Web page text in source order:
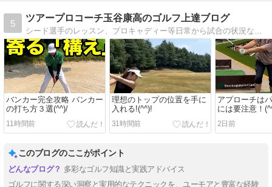
5
ツアープロコーチ玉谷康高のゴルフ上達ブログ
バンカー完全攻略 バンカー
の打ち方３選(^^)/
11時間前
理想のトップの位置を手に
入れる!(^^)!
31時間前
アプローチは
には要注意！
2日前
このブログのここがポイント
多彩なゴルフ知識と実践アドバイス
ゴルフに関する深い洞察と実用的なテクニックを、ユーモアと豊富な経験